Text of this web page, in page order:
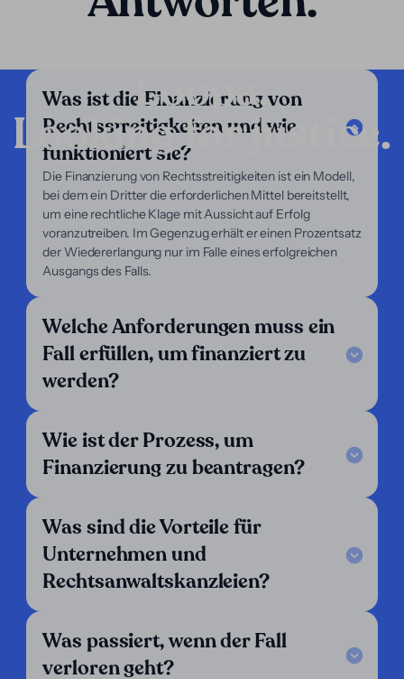
Was ist die Finanzierung von
Rechtsstreitigkeiten und wie
funktioniert sie?
Die Finanzierung von Rechtsstreitigkeiten ist ein Modell,
bei dem ein Dritter die erforderlichen Mittel bereitstellt,
um eine rechtliche Klage mit Aussicht auf Erfolg
voranzutreiben. Im Gegenzug erhält er einen Prozentsatz
der Wiedererlangung nur im Falle eines erfolgreichen
Ausgangs des Falls.
Welche Anforderungen muss ein
Fall erfüllen, um finanziert zu
werden?
Wie ist der Prozess, um
Finanzierung zu beantragen?
Was sind die Vorteile für
Unternehmen und
Rechtsanwaltskanzleien?
Was passiert, wenn der Fall
verloren geht?
Loopa.
Looking for justice.
Unternehmen
Unsere Dienstleistungen
Unser Fokus
Über uns
Für Anwälte
Für Kläger
FAQ
Unsere Kriterien
Kontaktieren Sie uns
Wir sind tätig in:
Brasilien
Chile
Dänemark
Deutschland
El Salvador
England
Finnland
Kroatien
Luxemburg